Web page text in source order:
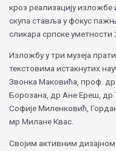
кроз реализацију изложбе
скупа ставља у фокус
сликара српске
Изложбу у три музеја
текстовима истакнутих
Звонка Маковића, проф.
Борозана, др Ане Ереш, др
Софије Миленковић,
мр Милане Квас.
Својим активним